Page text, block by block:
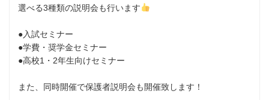
選べる3種類の説明会も行います
●入試セミナー
●学費・奨学金セミナー
●高校1・2年生向けセミナー
また、同時開催で保護者説明会も開催致します！